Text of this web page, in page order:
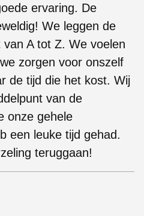
ervaring. De
We leggen de
van A tot Z. We voelen
zorgen voor onszelf
de tijd die het kost. Wij
van de
onze gehele
een leuke tijd gehad.
teruggaan!